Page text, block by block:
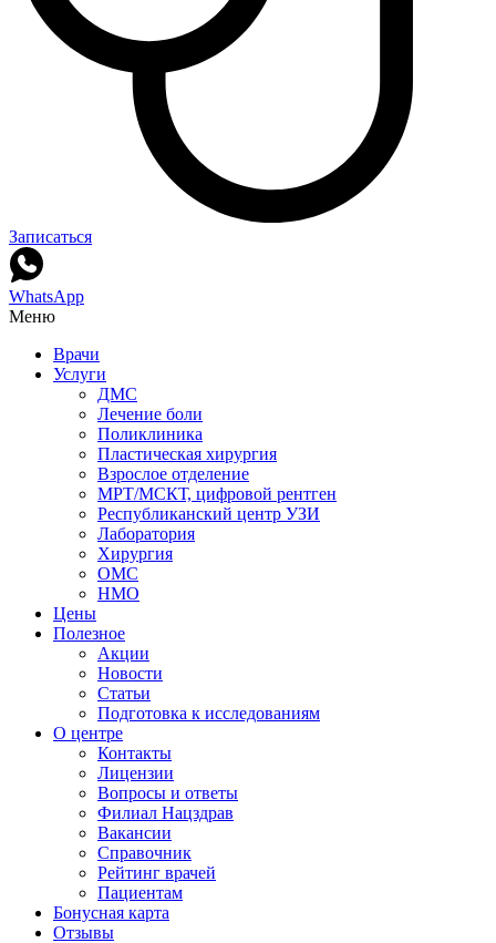
Записаться
WhatsApp
Меню
Врачи
Услуги
ДМС
Лечение боли
Поликлиника
Пластическая хирургия
Взрослое отделение
МРТ/МСКТ, цифровой рентген
Республиканский центр УЗИ
Лаборатория
Хирургия
ОМС
НМО
Цены
Полезное
Акции
Новости
Статьи
Подготовка к исследованиям
О центре
Контакты
Лицензии
Вопросы и ответы
Филиал Нацздрав
Вакансии
Справочник
Рейтинг врачей
Пациентам
Бонусная карта
Отзывы